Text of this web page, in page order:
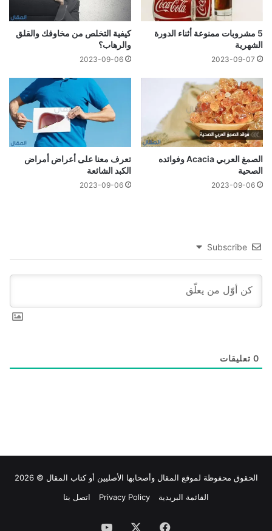
5 مشروبات ممنوعة أثناء الدورة
الشهرية
2023-09-07
كيفية التخلص من مخاوفك والقلق
والرهاب؟
2023-09-06
الصمغ العربي Acacia وفوائده
الصحية
2023-09-06
تعرف معنا على أعراض أمراض
الكبد الشائعة
2023-09-06
Subscribe
0 تعليقات
الحقوق محفوظة لموقع المقال وأصحابها الأصليين أو كتاب المقال © 2026
القائمة البريدية
Privacy Policy اتصل بنا
فيسبوك ‫YouTube